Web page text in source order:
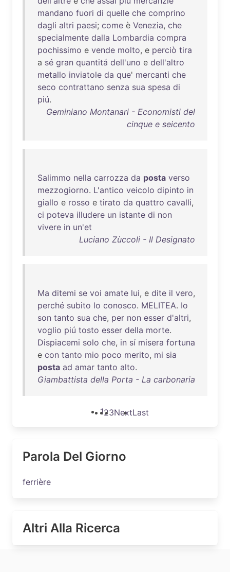
mandano fuori di quelle che comprino
dagli altri paesi; come è Venezia, che
specialmente dalla Lombardia compra
pochissimo e vende molto, e perciò tira
a sé gran quantitá dell'uno e dell'altro
metallo inviatole da que' mercanti che
seco contrattano senza sua spesa di
piú.
Geminiano Montanari - Economisti del
cinque e seicento
Salimmo nella carrozza da posta verso
mezzogiorno. L'antico veicolo dipinto in
giallo e rosso e tirato da quattro cavalli,
ci poteva illudere un istante di non
vivere in un'et
Luciano Zùccoli - Il Designato
Ma ditemi se voi amate lui, e dite il vero,
perché subito lo conosco. MELITEA. Io
son tanto sua che, per non esser d'altri,
voglio piú tosto esser della morte.
Dispiacemi solo che, in sí misera fortuna
e con tanto mio poco merito, mi sia
posta ad amar tanto alto.
Giambattista della Porta - La carbonaria
123NextLast
Parola Del Giorno
ferrière
Altri Alla Ricerca